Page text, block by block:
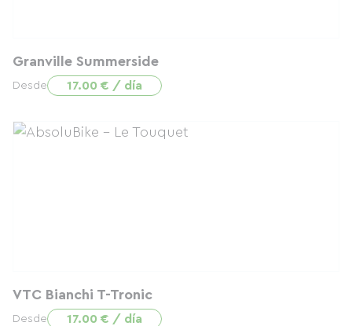
Granville Summerside
Desde 17.00 € / día
VTC Bianchi T-Tronic
Desde 17.00 € / día